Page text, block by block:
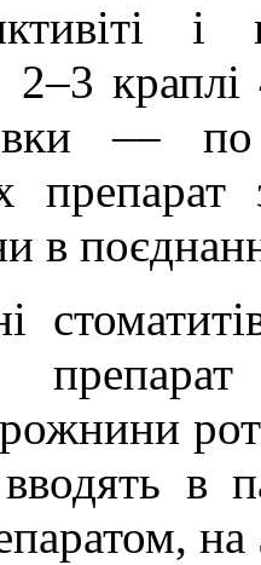
і
––
в
в